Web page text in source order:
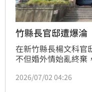
竹縣長官邸遭爆淪
在新竹縣長楊文科官
不但婚外情始亂終棄
調離原官邸警衛職務
2026/07/02 04:26